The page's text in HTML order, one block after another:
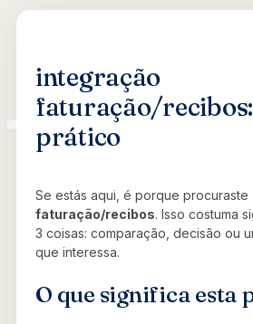
integração
faturação/
prático
Se estás aqui, é porque procuraste
faturação/recibos. Isso costuma
3 coisas: comparação, decisão ou
que interessa.
O que significa esta